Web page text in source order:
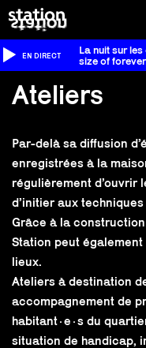
EN DIRECT
La nuit sur
size of
Ateliers
Par-delà sa diffusion
enregistrées à la
régulièrement d’ouvrir
d’initier aux
Grâce à la
Station peut
lieux.
Ateliers à destination
accompagnement de
habitant·e·s du
situation de handicap,